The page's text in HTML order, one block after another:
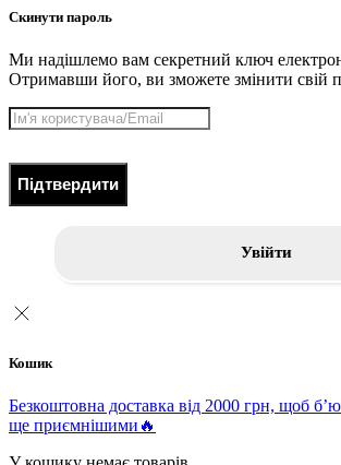
Скинути пароль
Ми надішлемо вам секретний ключ
Отримавши його, ви зможете змінити свій
Підтвердити
Увійти
Кошик
Безкоштовна доставка від 2000 грн, щоб
ще приємнішими🔥